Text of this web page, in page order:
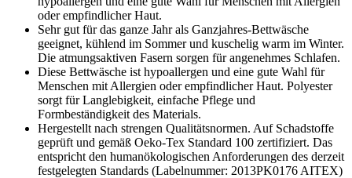
oder empfindlicher Haut.
Sehr gut für das ganze Jahr als Ganzjahres-Bettwäsche
geeignet, kühlend im Sommer und kuschelig warm im Winter.
Die atmungsaktiven Fasern sorgen für angenehmes Schlafen.
Diese Bettwäsche ist hypoallergen und eine gute Wahl für
Menschen mit Allergien oder empfindlicher Haut. Polyester
sorgt für Langlebigkeit, einfache Pflege und
Formbeständigkeit des Materials.
Hergestellt nach strengen Qualitätsnormen. Auf Schadstoffe
geprüft und gemäß Oeko-Tex Standard 100 zertifiziert. Das
entspricht den humanökologischen Anforderungen des derzeit
festgelegten Standards (Labelnummer: 2013PK0176 AITEX)